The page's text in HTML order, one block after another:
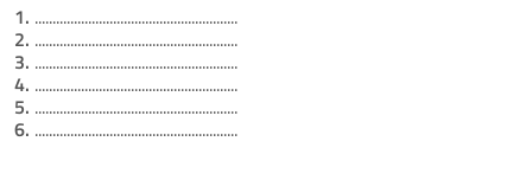
1. .........................................................
2. .........................................................
3. .........................................................
4. .........................................................
5. .........................................................
6. .........................................................